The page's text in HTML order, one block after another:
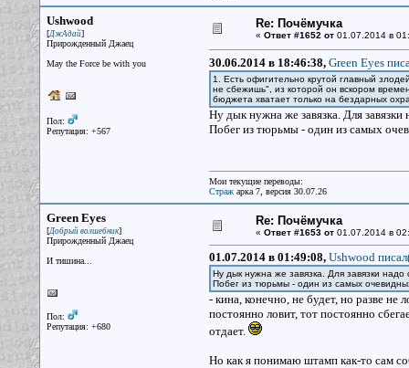
Ushwood
[ДжАдай]
Прирожденный Джаец
May the Force be with you
Пол:
Репутация: +567
Re: Почёмучка
« Ответ #1652 от01.07.2014 в
30.06.2014 в 18:46:38, Green Eyes
1. Есть офигительно крутой главный
не сбежишь", из которой он вскором
бюджета хватает только на бездарных
Ну дык нужна же завязка. Для
Побег из тюрьмы - один из самых
Мои текущие переводы:
Стражарка 7, версия 30.07.26
Green Eyes
[Добрый волшебник]
Прирожденный Джаец
И тишина...
Пол:
Репутация: +680
Re: Почёмучка
« Ответ #1653 от01.07.2014 в
01.07.2014 в 01:49:08, Ushwood
Ну дык нужна же завязка. Для завязки
Побег из тюрьмы - один из самых
- кина, конечно, не будет, но разве не
постоянно ловит, тот постоянно
отдает.
Но как я понимаю штамп как-то сам